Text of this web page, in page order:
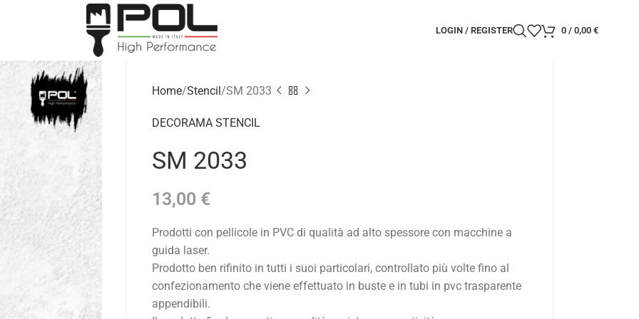
LOGIN / REGISTER 0 / 0,00 €
Home Stencil SM 2033
DECORAMA STENCIL
SM 2033
13,00 €
Prodotti con pellicole in PVC di qualità ad alto spessore con macchine a
guida laser.
Prodotto ben rifinito in tutti i suoi particolari, controllato più volte fino al
confezionamento che viene effettuato in buste e in tubi in pvc trasparente
appendibili.